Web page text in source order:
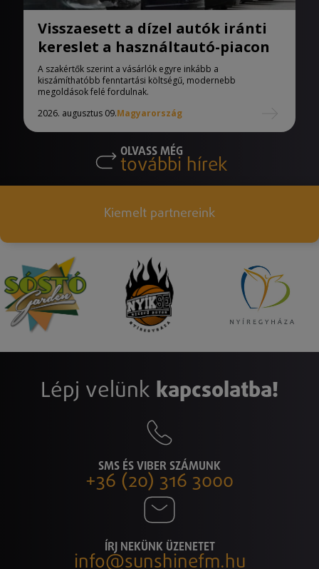
Visszaesett a dízel autók iránti
kereslet a használtautó-piacon
A szakértők szerint a vásárlók egyre inkább a
kiszámíthatóbb fenntartási költségű, modernebb
megoldások felé fordulnak.
2026. augusztus 09.Magyarország
OLVASS MÉG
további hírek
Kiemelt partnereink
Lépj velünk kapcsolatba!
SMS ÉS VIBER SZÁMUNK
+36 (20) 316 3000
ÍRJ NEKÜNK ÜZENETET
info@sunshinefm.hu